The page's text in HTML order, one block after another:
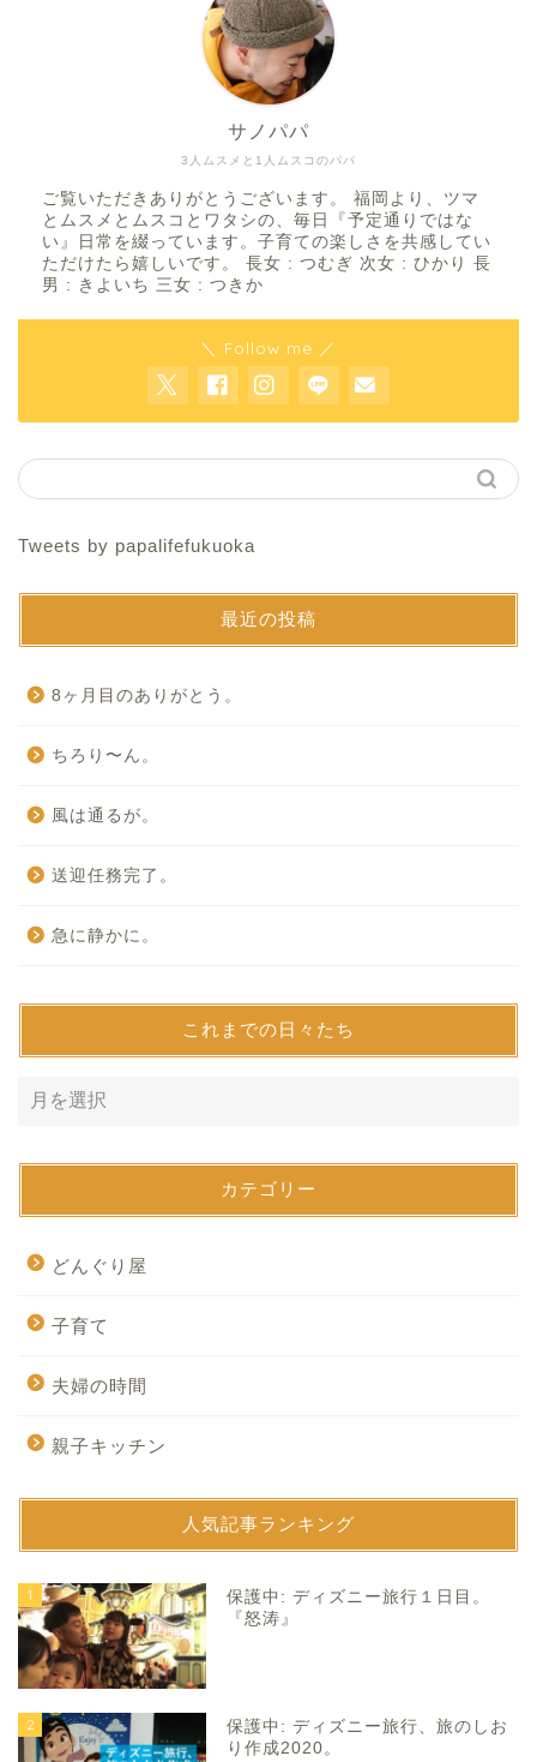
3人ムスメと1人ムスコのパパ
サノパパ
ご覧いただきありがとうございます。 福岡より、ツマ
とムスメとムスコとワタシの、毎日『予定通りではな
い』日常を綴っています。子育ての楽しさを共感してい
ただけたら嬉しいです。 長女 : つむぎ 次女 : ひかり 長
男 : きよいち 三女 : つきか
＼ Follow me ／
Tweets by papalifefukuoka
最近の投稿
8ヶ月目のありがとう。
ちろり〜ん。
風は通るが。
送迎任務完了。
急に静かに。
これまでの日々たち
カテゴリー
どんぐり屋
子育て
夫婦の時間
親子キッチン
人気記事ランキング
1
保護中: ディズニー旅行１日目。
『怒涛』
2
保護中: ディズニー旅行、旅のしお
り作成2020。